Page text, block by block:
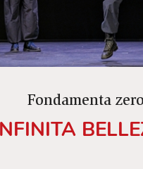
Fondamenta zero